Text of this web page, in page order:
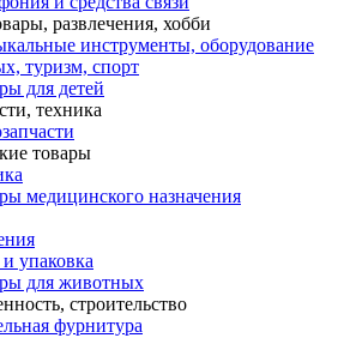
развлечения, хобби
инструменты, оборудование
туризм, спорт
для детей
техника
товары
медицинского назначения
упаковка
для животных
строительство
фурнитура